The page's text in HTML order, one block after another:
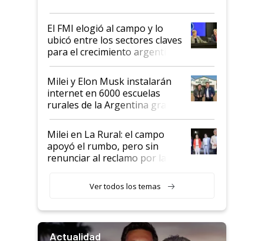
de Milei
El FMI elogió al campo y lo
ubicó entre los sectores claves
para el crecimiento argentino
Milei y Elon Musk instalarán
internet en 6000 escuelas
rurales de la Argentina gracias
a un acuerdo con Starlink
Milei en La Rural: el campo
apoyó el rumbo, pero sin
renunciar al reclamo por las
Ver todos los temas
Actualidad